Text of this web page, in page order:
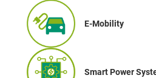
E-Mobility
Smart Power